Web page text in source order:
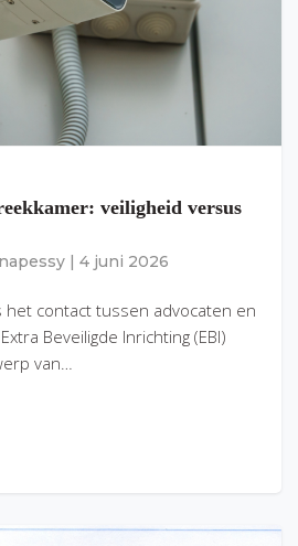
veiligheid versus
4 juni 2026
het contact tussen advocaten en
Beveiligde Inrichting (EBI)
van…